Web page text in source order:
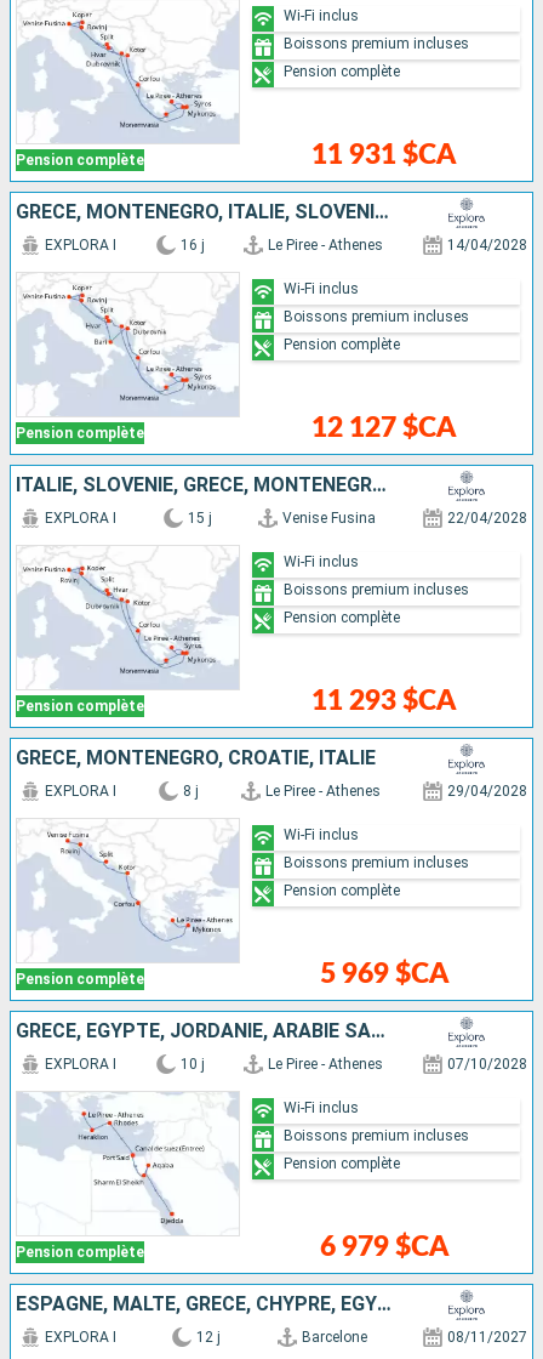
Pension complète 11 931 $CA
Wi-Fi inclus
Boissons premium incluses
Pension complète
GRÈCE, MONTÉNÉGRO, ITALIE, SLOVÉNIE, CROATIE
Pension complète
EXPLORA I 16 j Le Piree - Athenes 14/04/2028
12 127 $CA
Wi-Fi inclus
Boissons premium incluses
Pension complète
ITALIE, SLOVÉNIE, GRÈCE, MONTÉNÉGRO, CROATIE
Pension complète
EXPLORA I 15 j Venise Fusina 22/04/2028
11 293 $CA
Wi-Fi inclus
Boissons premium incluses
Pension complète
GRÈCE, MONTÉNÉGRO, CROATIE, ITALIE
Pension complète
EXPLORA I 8 j Le Piree - Athenes 29/04/2028
5 969 $CA
Wi-Fi inclus
Boissons premium incluses
Pension complète
GRÈCE, EGYPTE, JORDANIE, ARABIE SAOUDITE
Pension complète
EXPLORA I 10 j Le Piree - Athenes 07/10/2028
6 979 $CA
Wi-Fi inclus
Boissons premium incluses
Pension complète
ESPAGNE, MALTE, GRÈCE, CHYPRE, EGYPTE, ARABIE SAOUDITE
EXPLORA I 12 j Barcelone 08/11/2027